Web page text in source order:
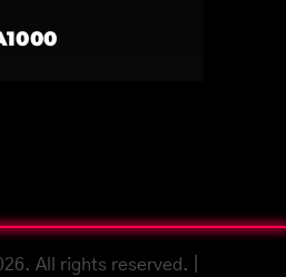
All rights reserved. |